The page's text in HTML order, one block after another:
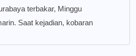
terbakar, Minggu
Saat kejadian, kobaran